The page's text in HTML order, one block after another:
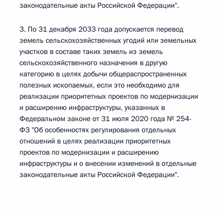
законодательные акты Российской Федерации".
3. По 31 декабря 2033 года допускается перевод
земель сельскохозяйственных угодий или земельных
участков в составе таких земель из земель
сельскохозяйственного назначения в другую
категорию в целях добычи общераспространенных
полезных ископаемых, если это необходимо для
реализации приоритетных проектов по модернизации
и расширению инфраструктуры, указанных в
Федеральном законе от 31 июля 2020 года № 254-
ФЗ "Об особенностях регулирования отдельных
отношений в целях реализации приоритетных
проектов по модернизации и расширению
инфраструктуры и о внесении изменений в отдельные
законодательные акты Российской Федерации".